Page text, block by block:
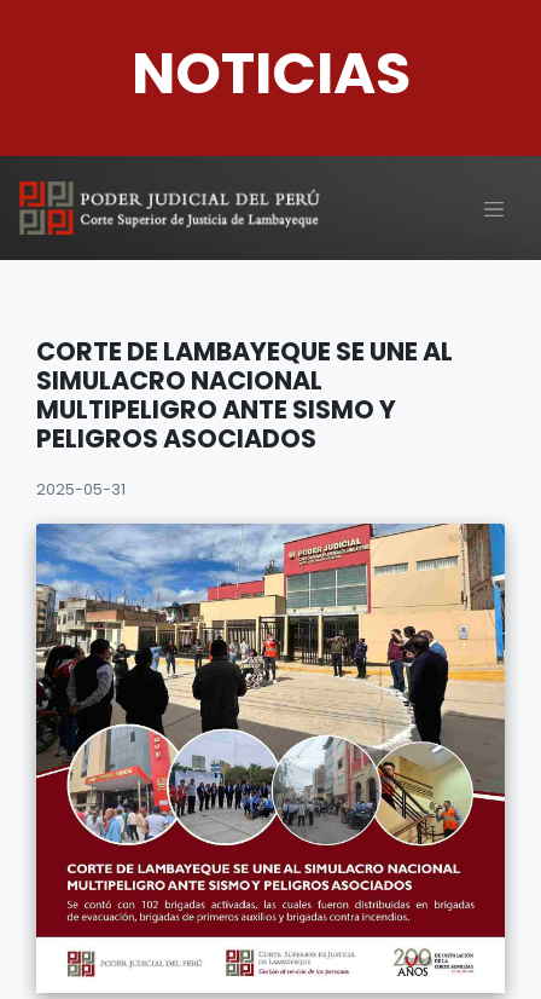
NOTICIAS
CORTE DE LAMBAYEQUE SE UNE AL
SIMULACRO NACIONAL
MULTIPELIGRO ANTE SISMO Y
PELIGROS ASOCIADOS
2025-05-31